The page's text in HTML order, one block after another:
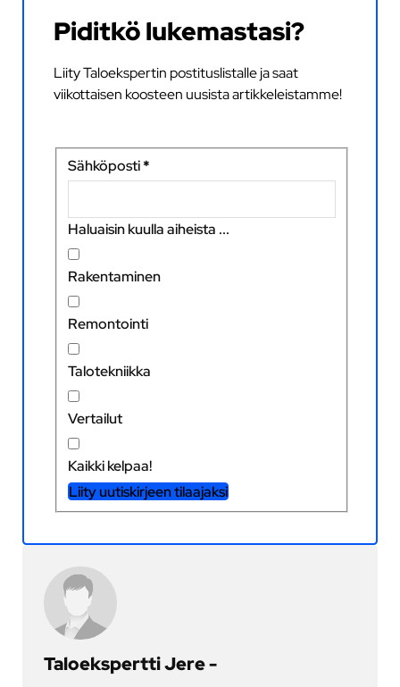
Piditkö lukemastasi?
Liity Taloekspertin postituslistalle ja saat
viikottaisen koosteen uusista artikkeleistamme!
Sähköposti*
Haluaisin kuulla aiheista ...
Rakentaminen
Remontointi
Talotekniikka
Vertailut
Kaikki kelpaa!
Liity uutiskirjeen tilaajaksi
Taloekspertti Jere -